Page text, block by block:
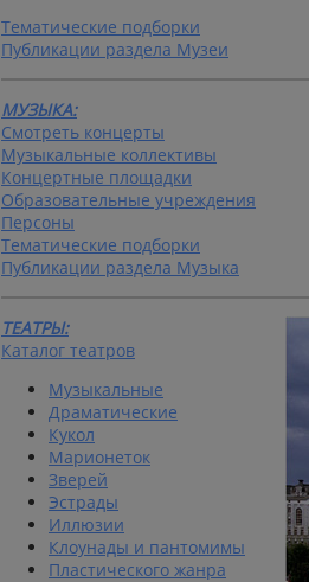
Тематические подборки
Публикации раздела Музеи
МУЗЫКА:
Смотреть концерты
Музыкальные коллективы
Концертные площадки
Образовательные учреждения
Персоны
Тематические подборки
Публикации раздела Музыка
ТЕАТРЫ:
Каталог театров
Музыкальные
Драматические
Кукол
Марионеток
Зверей
Эстрады
Иллюзии
Клоунады и пантомимы
Пластического жанра